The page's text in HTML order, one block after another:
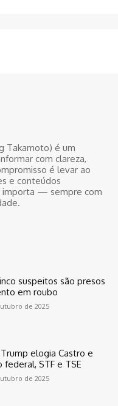
Takamoto) é um
com clareza,
é levar ao
e conteúdos
importa — sempre com
suspeitos são presos
em roubo
de 2025
elogia Castro e
federal, STF e TSE
de 2025